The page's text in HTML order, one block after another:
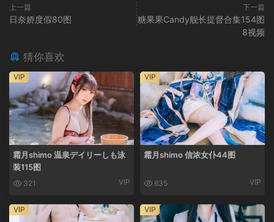
上一篇
日奈娇度假80图
下一篇
糖果果Candy舰长提督合集154图
8视频
猜你喜欢
霜月shimo 温泉デイリーしも泳
装115图
321 VIP
VIP
霜月shimo 信浓女仆44图
635 VIP
VIP
VIP VIP